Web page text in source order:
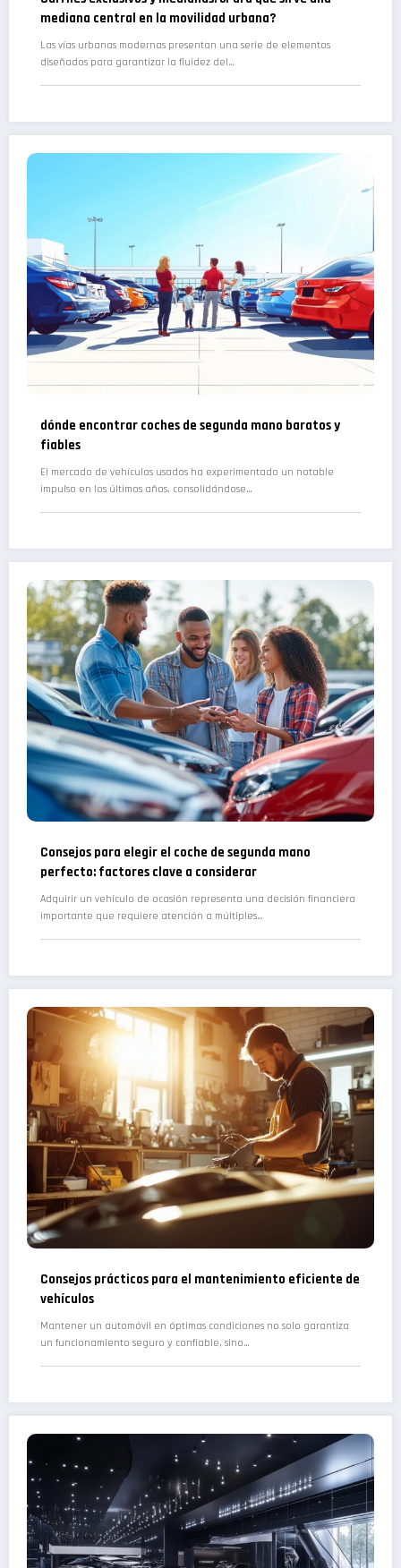
mediana central en la movilidad urbana?
Las vías urbanas modernas presentan una serie de elementos
diseñados para garantizar la fluidez del…
dónde encontrar coches de segunda mano baratos y
fiables
El mercado de vehículos usados ha experimentado un notable
impulso en los últimos años, consolidándose…
Consejos para elegir el coche de segunda mano
perfecto: factores clave a considerar
Adquirir un vehículo de ocasión representa una decisión financiera
importante que requiere atención a múltiples…
Consejos prácticos para el mantenimiento eficiente de
vehículos
Mantener un automóvil en óptimas condiciones no solo garantiza
un funcionamiento seguro y confiable, sino…